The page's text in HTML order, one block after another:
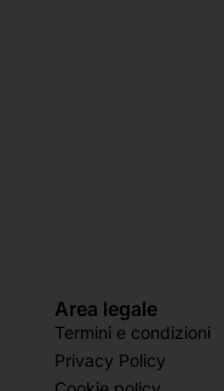
Area legale
Termini e condizioni
Privacy Policy